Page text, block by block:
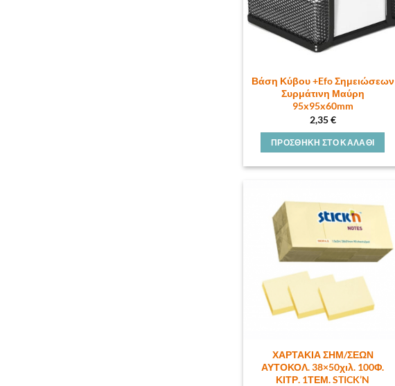
Βάση Κύβου +Efo Σημειώσεων
Συρμάτινη Μαύρη
95x95x60mm
2,35€
ΠΡΟΣΘΉΚΗ ΣΤΟ ΚΑΛΆΘΙ
ΧΑΡΤΑΚΙΑ ΣΗΜ/ΣΕΩΝ
ΑΥΤΟΚΟΛ. 38×50χιλ. 100Φ.
ΚΙΤΡ. 1ΤΕΜ. STICK’N